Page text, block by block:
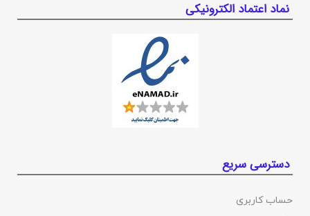
نماد اعتماد الکترونیکی
دسترسی سریع
حساب کاربری